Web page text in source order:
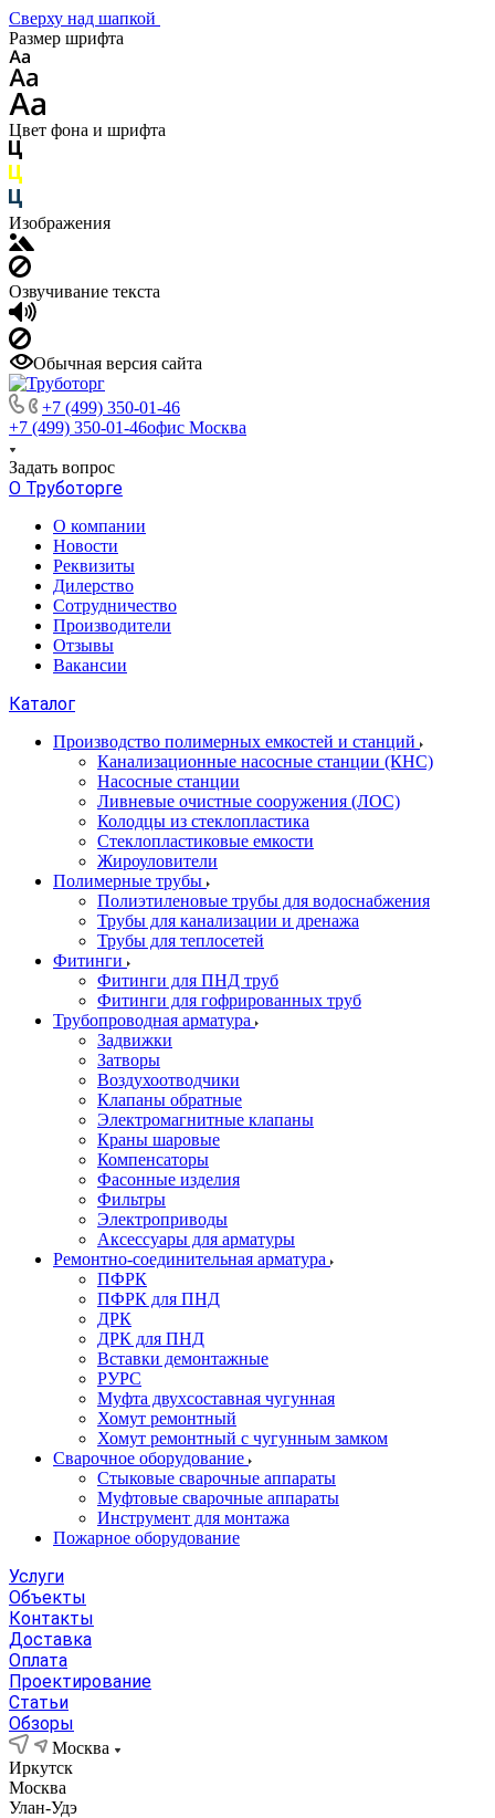
Сверху над шапкой
Размер шрифта
Цвет фона и шрифта
Изображения
Озвучивание текста
Обычная версия сайта
+7 (499) 350-01-46
+7 (499) 350-01-46офис Москва
Задать вопрос
О Труботорге
О компании
Новости
Реквизиты
Дилерство
Сотрудничество
Производители
Отзывы
Вакансии
Каталог
Производство полимерных емкостей и станций
Канализационные насосные станции (КНС)
Насосные станции
Ливневые очистные сооружения (ЛОС)
Колодцы из стеклопластика
Стеклопластиковые емкости
Жироуловители
Полимерные трубы
Полиэтиленовые трубы для водоснабжения
Трубы для канализации и дренажа
Трубы для теплосетей
Фитинги
Фитинги для ПНД труб
Фитинги для гофрированных труб
Трубопроводная арматура
Задвижки
Затворы
Воздухоотводчики
Клапаны обратные
Электромагнитные клапаны
Краны шаровые
Компенсаторы
Фасонные изделия
Фильтры
Электроприводы
Аксессуары для арматуры
Ремонтно-соединительная арматура
ПФРК
ПФРК для ПНД
ДРК
ДРК для ПНД
Вставки демонтажные
РУРС
Муфта двухсоставная чугунная
Хомут ремонтный
Хомут ремонтный с чугунным замком
Сварочное оборудование
Стыковые сварочные аппараты
Муфтовые сварочные аппараты
Инструмент для монтажа
Пожарное оборудование
Услуги
Объекты
Контакты
Доставка
Оплата
Проектирование
Статьи
Обзоры
Москва
Иркутск
Москва
Улан-Удэ